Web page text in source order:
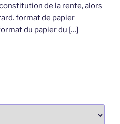
de la rente, alors
format de papier
du papier du […]